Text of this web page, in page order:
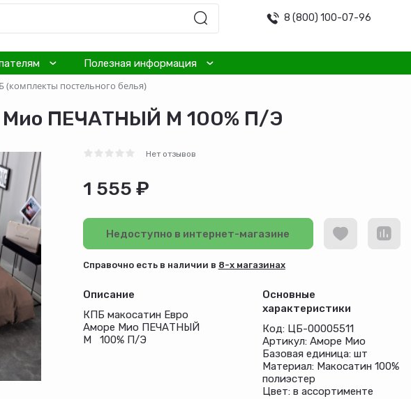
8 (800) 100-07-96
Полезная информация
(комплекты постельного белья)
Мио ПЕЧАТНЫЙ M 100% П/Э
Нет отзывов
1 555 ₽
Недоступно в интернет-магазине
Cправочно есть в наличии в 8-х магазинах
Описание
КПБ макосатин Евро
Аморе Мио ПЕЧАТНЫЙ
M 100% П/Э
Основные
характеристики
Код: ЦБ-00005511
Артикул: Аморе Мио
Базовая единица: шт
Материал: Макосатин 100%
полиэстер
Цвет: в ассортименте